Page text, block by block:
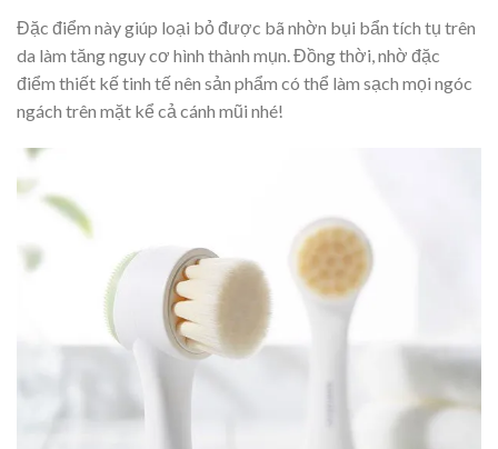
Đặc điểm này giúp loại bỏ được bã nhờn bụi bẩn tích tụ trên
da làm tăng nguy cơ hình thành mụn. Đồng thời, nhờ đặc
điểm thiết kế tinh tế nên sản phẩm có thể làm sạch mọi ngóc
ngách trên mặt kể cả cánh mũi nhé!